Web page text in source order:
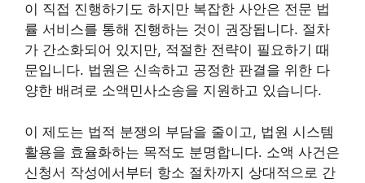
이 직접 진행하기도 하지만 복잡한 사안은 전문 법
률 서비스를 통해 진행하는 것이 권장됩니다. 절차
가 간소화되어 있지만, 적절한 전략이 필요하기 때
문입니다. 법원은 신속하고 공정한 판결을 위한 다
양한 배려로 소액민사소송을 지원하고 있습니다.
이 제도는 법적 분쟁의 부담을 줄이고, 법원 시스템
활용을 효율화하는 목적도 분명합니다. 소액 사건은
신청서 작성에서부터 항소 절차까지 상대적으로 간